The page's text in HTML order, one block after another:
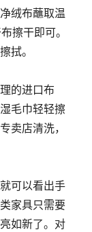
绒布蘸取温
擦干即可。
拭。
的进口布
毛巾轻轻擦
卖店清洗，
可以看出手
家具只需要
如新了。对